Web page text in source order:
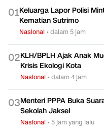
01Keluarga Lapor Polisi
Kematian Sutrimo
Nasional •dalam 5 jam
02KLH/BPLH Ajak Anak
Krisis Ekologi Kota
Nasional •dalam 4 jam
03Menteri PPPA Buka
Sekolah Jaksel
Nasional • 5 jam yang lalu